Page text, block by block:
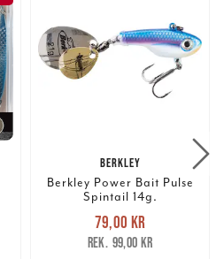
BERKLEY
Berkley Power Bait Pulse
Spintail 14g.
Nuvarande pris
79,00 krTidigare pris
99,00 kr
79,00 kr
99,00 kr